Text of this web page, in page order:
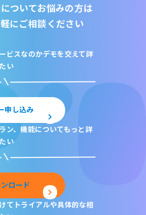
ついてお悩みの方は
にご相談ください
ビスなのかデモを交えて詳
い
申し込み
ン、機能についてもっと詳
い
ロード
てトライアルや具体的な相